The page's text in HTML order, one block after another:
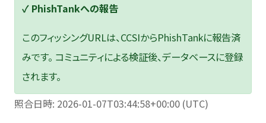
✓ PhishTankへの報告
このフィッシングURLは、CCSIからPhishTankに報告済
みです。 コミュニティによる検証後、データベースに登録
されます。
照合日時: 2026-01-07T03:44:58+00:00 (UTC)